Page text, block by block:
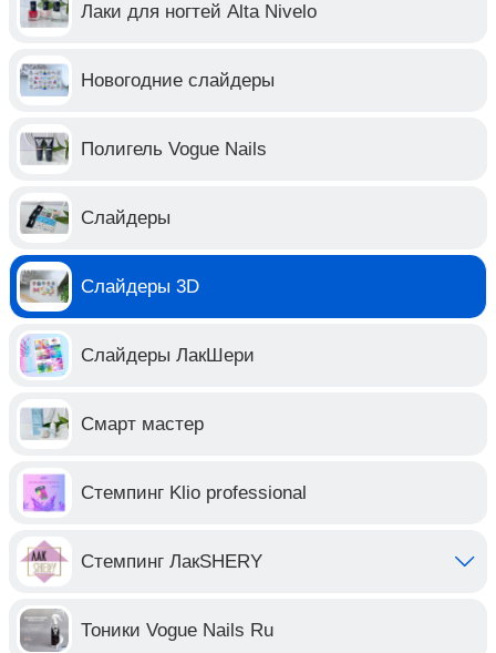
Лаки для ногтей Alta Nivelo
Новогодние слайдеры
Полигель Vogue Nails
Слайдеры
Слайдеры 3D
Слайдеры ЛакШери
Смарт мастер
Стемпинг Klio professional
Стемпинг ЛакSHERY
Тоники Vogue Nails Ru